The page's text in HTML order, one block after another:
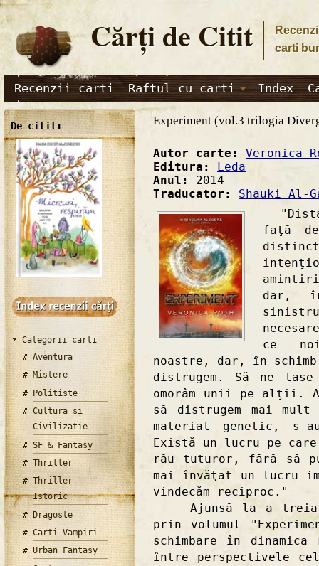
Cărţi de Citit
carti
Recenzii carti Raftul cu carti Index
De citit:
Categorii carti
Aventura
Mistere
Politiste
Cultura si
Civilizatie
SF & Fantasy
Thriller
Thriller
Istoric
Dragoste
Carti Vampiri
Urban Fantasy
Experiment (vol.3 trilogia
Autor carte: Veronica
Editura: Leda
Anul: 2014
Traducator: Shauki Al-
faţă
dar,
ce
noastre, dar, în
distrugem. Să ne
omorâm unii pe alţii.
să distrugem mai
material genetic, s-
Există un lucru pe
rău tuturor, fără să
mai învăţat un lucru
vindecăm reciproc."
Ajunsă la a treia
prin volumul
schimbare în
între perspectivele